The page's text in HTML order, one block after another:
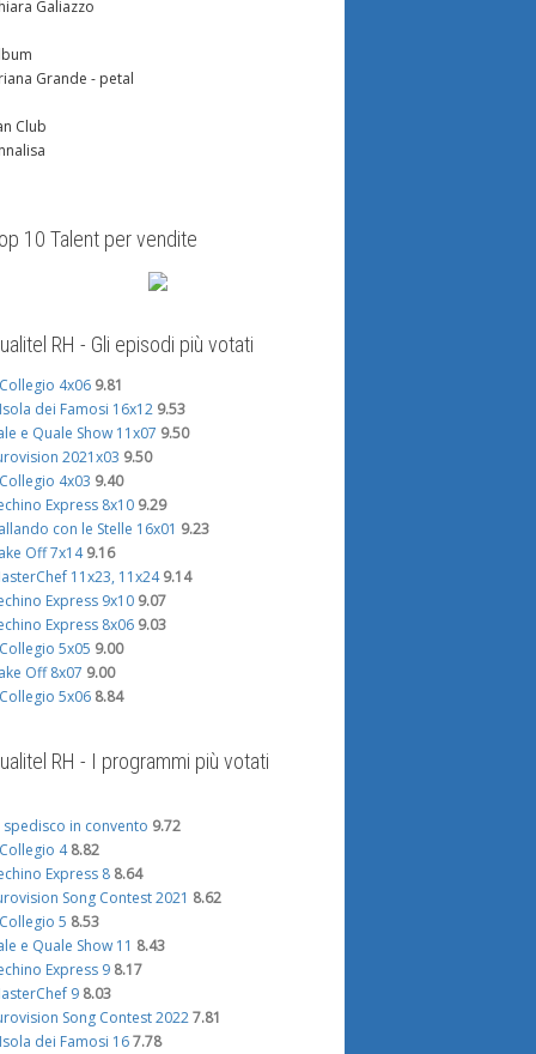
Galiazzo
Grande - petal
Club
10 Talent per vendite
RH - Gli episodi più votati
4x06 9.81
dei Famosi 16x12 9.53
e Quale Show 11x07 9.50
2021x03 9.50
4x03 9.40
Express 8x10 9.29
con le Stelle 16x01 9.23
Off 7x14 9.16
11x23, 11x24 9.14
Express 9x10 9.07
Express 8x06 9.03
5x05 9.00
Off 8x07 9.00
5x06 8.84
RH - I programmi più votati
spedisco in convento 9.72
4 8.82
Express 8 8.64
Song Contest 2021 8.62
5 8.53
e Quale Show 11 8.43
Express 9 8.17
9 8.03
Song Contest 2022 7.81
dei Famosi 16 7.78